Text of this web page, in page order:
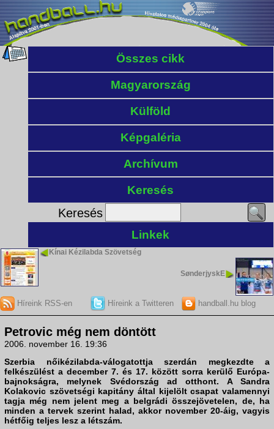
Összes cikk
Magyarország
Külföld
Képgaléria
Archívum
Keresés
Keresés
Linkek
Kínai Kézilabda Szövetség
SønderjyskE
Híreink RSS-en Híreink a Twitteren handball.hu blog
Petrovic még nem döntött
2006. november 16. 19:36
Szerbia nőikézilabda-válogatottja szerdán megkezdte a
felkészülést a december 7. és 17. között sorra kerülő Európa-
bajnokságra, melynek Svédország ad otthont. A Sandra
Kolakovic szövetségi kapitány által kijelölt csapat valamennyi
tagja még nem jelent meg a belgrádi összejövetelen, de, ha
minden a tervek szerint halad, akkor november 20-áig, vagyis
hétfőig teljes lesz a létszám.